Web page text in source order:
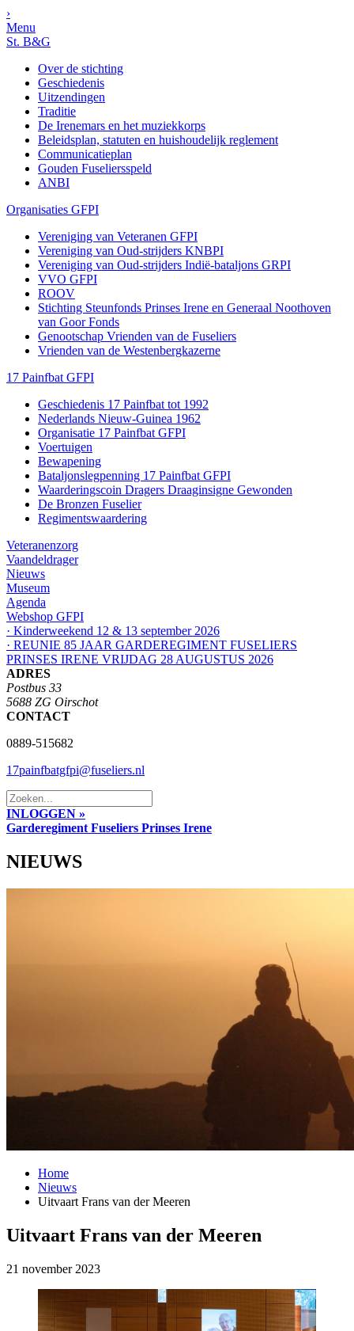
›
Menu
St. B&G
Over de stichting
Geschiedenis
Uitzendingen
Traditie
De Irenemars en het muziekkorps
Beleidsplan, statuten en huishoudelijk reglement
Communicatieplan
Gouden Fuseliersspeld
ANBI
Organisaties GFPI
Vereniging van Veteranen GFPI
Vereniging van Oud-strijders KNBPI
Vereniging van Oud-strijders Indië-bataljons GRPI
VVO GFPI
ROOV
Stichting Steunfonds Prinses Irene en Generaal Noothoven
van Goor Fonds
Genootschap Vrienden van de Fuseliers
Vrienden van de Westenbergkazerne
17 Painfbat GFPI
Geschiedenis 17 Painfbat tot 1992
Nederlands Nieuw-Guinea 1962
Organisatie 17 Painfbat GFPI
Voertuigen
Bewapening
Bataljonslegpenning 17 Painfbat GFPI
Waarderingscoin Dragers Draaginsigne Gewonden
De Bronzen Fuselier
Regimentswaardering
Veteranenzorg
Vaandeldrager
Nieuws
Museum
Agenda
Webshop GFPI
· Kinderweekend 12 & 13 september 2026
· REUNIE 85 JAAR GARDEREGIMENT FUSELIERS
PRINSES IRENE VRIJDAG 28 AUGUSTUS 2026
ADRES
Postbus 33
5688 ZG Oirschot
CONTACT
0889-515682
17painfbatgfpi@fuseliers.nl
INLOGGEN »
Garderegiment Fuseliers Prinses Irene
NIEUWS
Home
Nieuws
Uitvaart Frans van der Meeren
Uitvaart Frans van der Meeren
21 november 2023